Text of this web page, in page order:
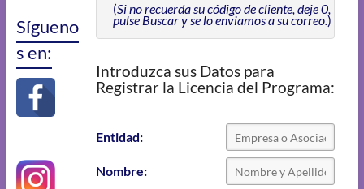
(Si no recuerda su código de cliente, deje 0,
pulse Buscar y se lo enviamos a su correo.)
Introduzca sus Datos para
Registrar la Licencia del Programa:
Entidad:
Nombre:
Sígueno
s en: